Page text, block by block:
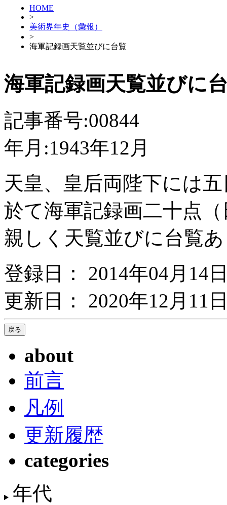
HOME
>
美術界年史（彙報）
>
海軍記録画天覧並びに台覧
海軍記録画天覧並びに
記事番号:00844
年月:1943年12月
天皇、皇后両陛下には
於て海軍記録画二十点
親しく天覧並びに台覧
登録日： 2014年04月14
更新日： 2020年12月11
about
前言
凡例
更新履歴
categories
年代